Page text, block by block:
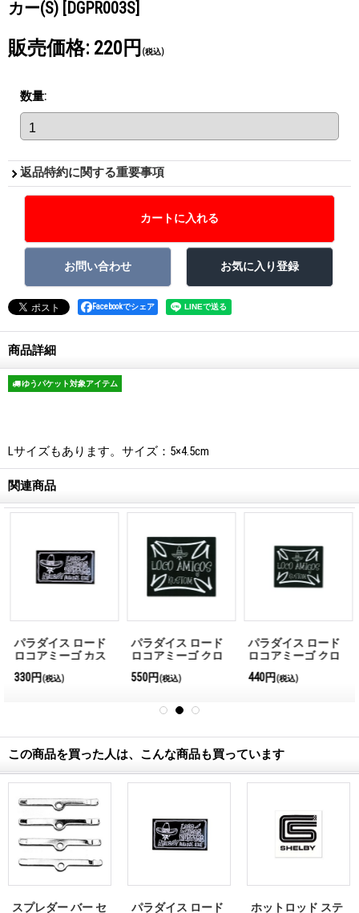
カー(S) [DGPR003S]
販売価格: 220円 (税込)
数量:
返品特約に関する重要事項
Facebookでシェア
商品詳細
ゆうパケット対象アイテム
Lサイズもあります。サイズ：5×4.5cm
関連商品
パラダイス ロード
ロコアミーゴ カス
330円(税込)
パラダイス ロード
ロコアミーゴ クロ
550円(税込)
パラダイス ロード
ロコアミーゴ クロ
440円(税込)
この商品を買った人は、こんな商品も買っています
スプレダー バー セ パラダイス ロード ホットロッド ステ